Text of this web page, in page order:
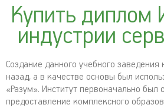
Купить диплом
индустрии
Создание данного учебного
назад, а в качестве основы был
«Разум». Институт первоначально был
предоставление комплексного